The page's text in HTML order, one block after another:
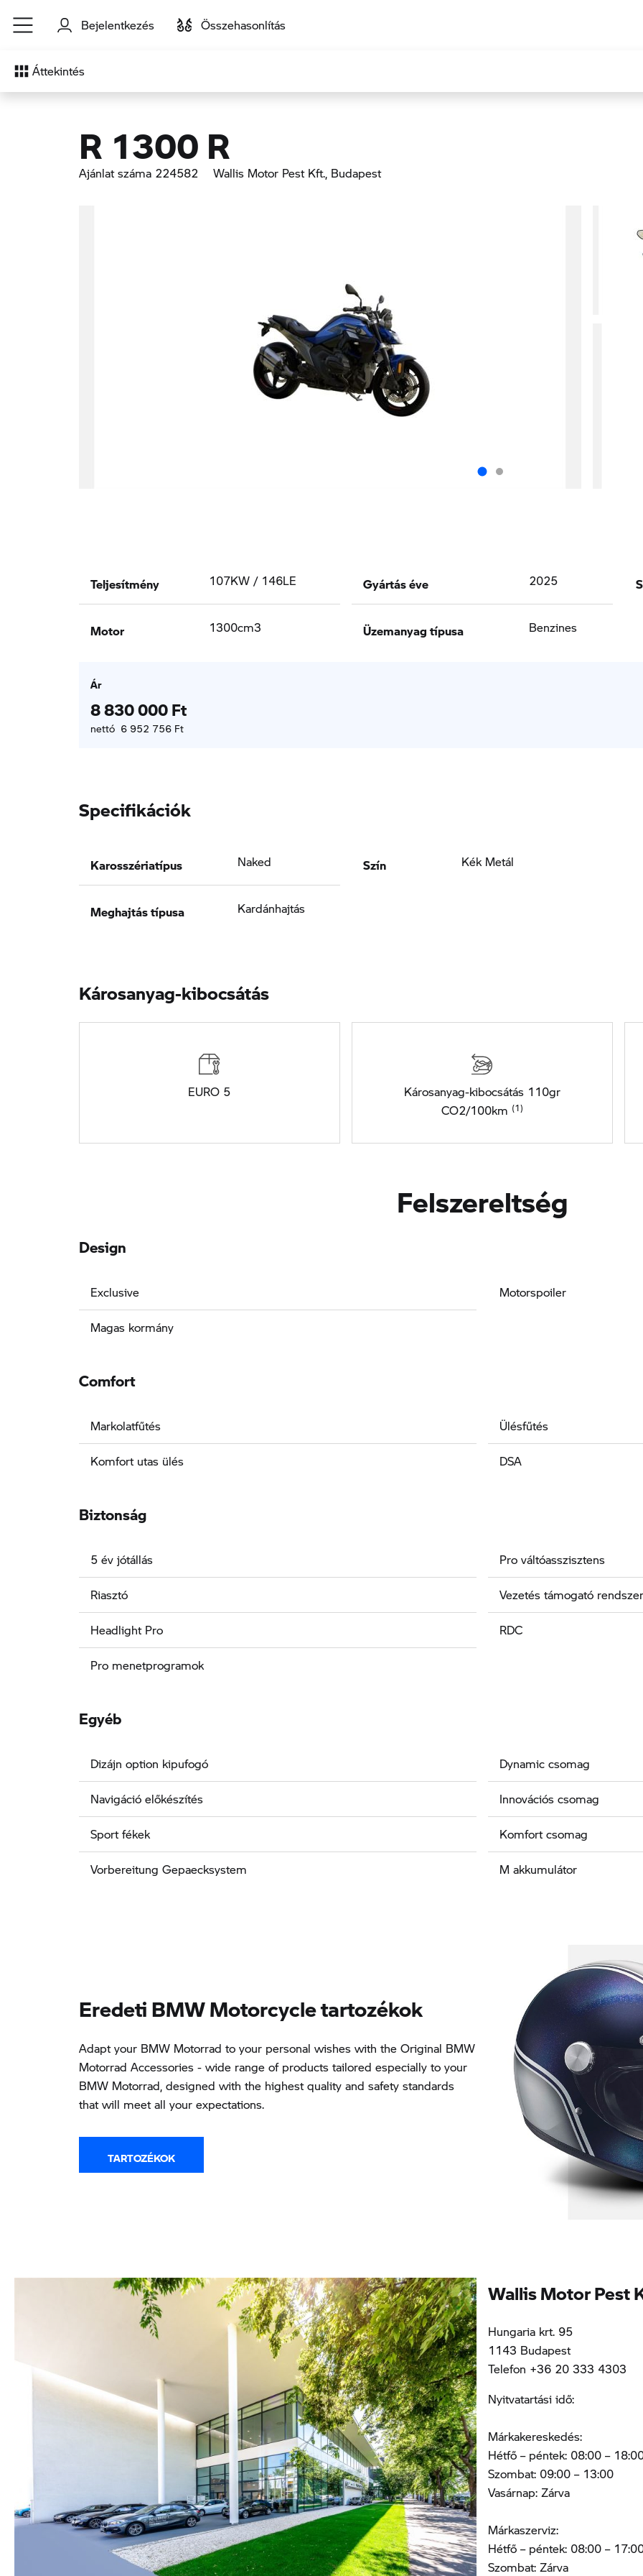
Ugrás a főtartalomra
Bejelentkezés Összehasonlítás
Áttekintés
R 1300 R
Ajánlat száma 224582 Wallis Motor Pest Kft., Budapest
Teljesítmény 107KW / 146LE
Motor 1300cm3
Gyártás éve 2025
Üzemanyag típusa Benzines
Ár
8 830 000 Ft
nettó 6 952 756 Ft
Specifikációk
Karosszériatípus Naked
Meghajtás típusa Kardánhajtás
Szín Kék Metál
Károsanyag-kibocsátás
EURO 5
Károsanyag-kibocsátás 110gr
CO2/100km
Felszereltség
Design
Exclusive
Magas kormány
Motorspoiler
Comfort
Markolatfűtés
Komfort utas ülés
Ülésfűtés
DSA
Biztonság
5 év jótállás
Riasztó
Headlight Pro
Pro menetprogramok
Pro váltóasszisztens
Vezetés támogató
RDC
Egyéb
Dizájn option kipufogó
Navigáció előkészítés
Sport fékek
Vorbereitung Gepaecksystem
Dynamic csomag
Innovációs csomag
Komfort csomag
M akkumulátor
Eredeti BMW Motorcycle tartozékok
Adapt your BMW Motorrad to your personal wishes with the Original BMW
Motorrad Accessories - wide range of products tailored especially to your
BMW Motorrad, designed with the highest quality and safety standards
that will meet all your expectations.
TARTOZÉKOK
Wallis Motor Pest
Hungaria krt. 95
1143 Budapest
Telefon +36 20 333 4303
Nyitvatartási idő:
Márkakereskedés:
Hétfő – péntek: 08:00 –
Szombat: 09:00 – 13:00
Vasárnap: Zárva
Márkaszerviz:
Hétfő – péntek: 08:00 –
Szombat: Zárva